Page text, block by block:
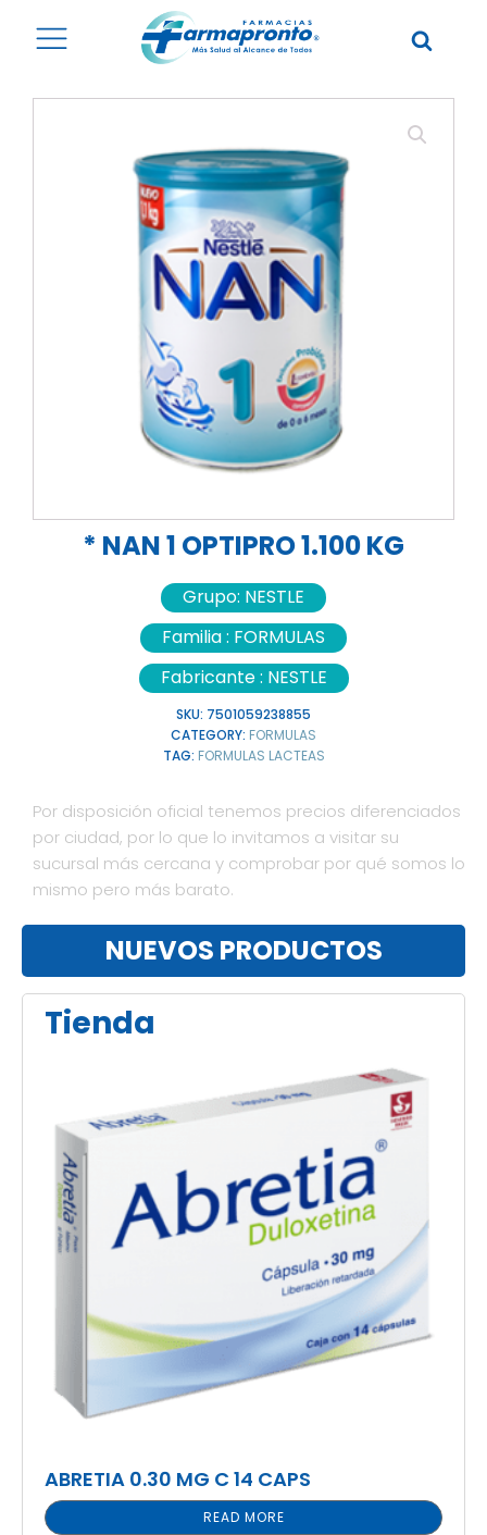
* NAN 1 OPTIPRO 1.100 KG
Grupo: NESTLE
Familia : FORMULAS
Fabricante : NESTLE
SKU: 7501059238855
CATEGORY: FORMULAS
TAG: FORMULAS LACTEAS
Por disposición oficial tenemos precios diferenciados
por ciudad, por lo que lo invitamos a visitar su
sucursal más cercana y comprobar por qué somos lo
mismo pero más barato.
NUEVOS PRODUCTOS
Tienda
ABRETIA 0.30 MG C 14 CAPS
READ MORE